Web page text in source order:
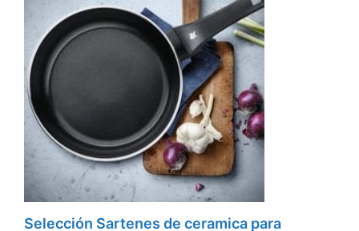
Selección Sartenes de ceramica para